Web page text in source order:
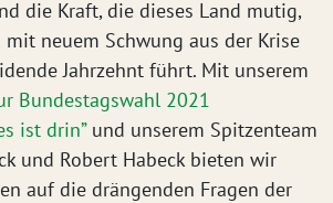
die Kraft, die dieses Land mutig,
neuem Schwung aus der Krise
Jahrzehnt führt. Mit unserem
Bundestagswahl 2021
ist drin”und unserem Spitzenteam
und Robert Habeck bieten wir
auf die drängenden Fragen der